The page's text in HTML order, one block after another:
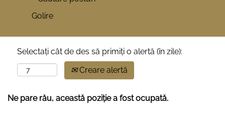
Golire
Selectați cât de des să primiți o alertă (în zile):
Creare alertă
Ne pare rău, această poziție a fost ocupată.